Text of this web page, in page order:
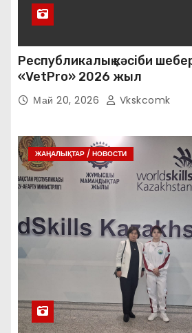
Республикалық кәсіби
«VetPro» 2026 жыл
Май 20, 2026 Vkskcomk
ЖАҢАЛЫҚТАР / НОВОСТИ